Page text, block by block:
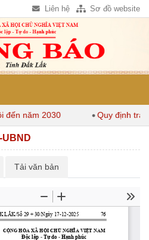
Liên hệ Sơ đồ website
đến năm 2030 Quy định
UBND
Tải văn bản